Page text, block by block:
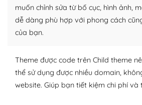
plugin của WordPress rất phong
thích chọn lựa plugin và themes phù
lập website của mình.
– Dễ sử dụng
Với mọi Hosting bất kỳ thì
muốn chỉnh sửa từ bố cục, hình ảnh,
dễ dàng phù hợp với phong cách
của bạn.
Theme được code trên Child theme
thể sử dụng được nhiều domain,
website. Giúp bạn tiết kiệm chi phí và